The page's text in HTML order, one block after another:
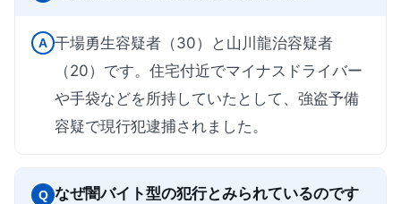
A 干場勇生容疑者（30）と山川龍治容疑者
（20）です。住宅付近でマイナスドライバー
や手袋などを所持していたとして、強盗予備
容疑で現行犯逮捕されました。
Q なぜ闇バイト型の犯行とみられているのです